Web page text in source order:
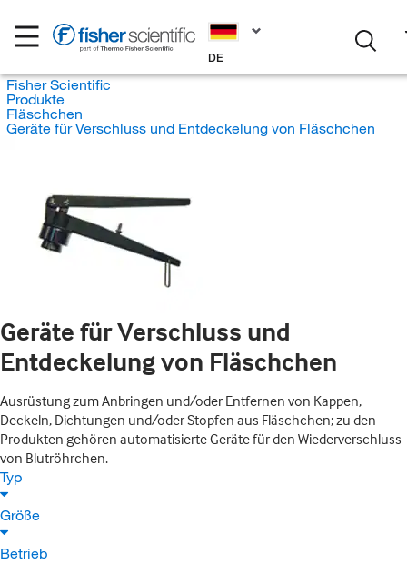
DE
Fisher Scientific
Produkte
Fläschchen
Geräte für Verschluss und Entdeckelung von Fläschchen
Geräte für Verschluss und
Entdeckelung von Fläschchen
Ausrüstung zum Anbringen und/oder Entfernen von Kappen,
Deckeln, Dichtungen und/oder Stopfen aus Fläschchen; zu den
Produkten gehören automatisierte Geräte für den Wiederverschluss
von Blutröhrchen.
Typ
Größe
Betrieb